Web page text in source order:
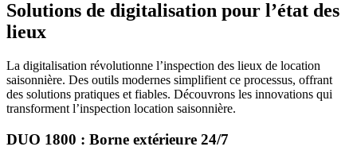
Solutions de digitalisation pour l’état des
lieux
La digitalisation révolutionne l’inspection des lieux de location
saisonnière. Des outils modernes simplifient ce processus, offrant
des solutions pratiques et fiables. Découvrons les innovations qui
transforment l’inspection location saisonnière.
DUO 1800 : Borne extérieure 24/7